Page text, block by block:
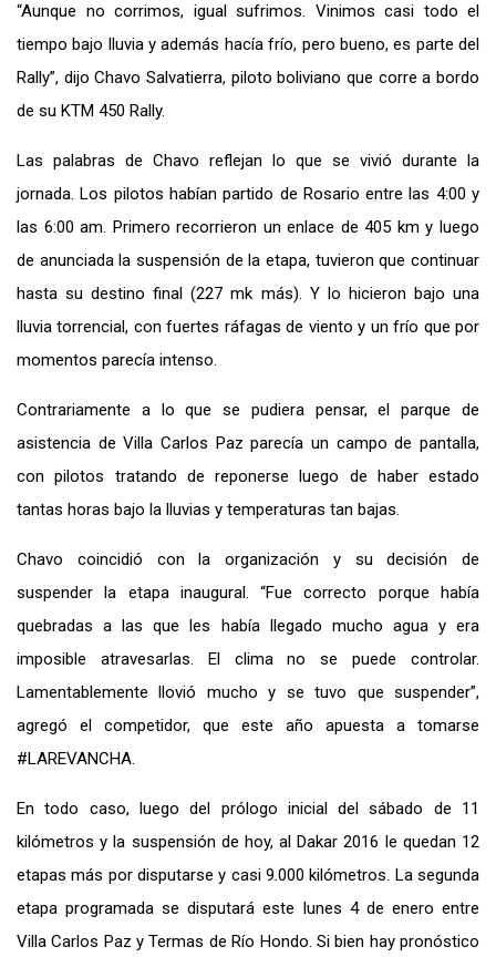
“Aunque no corrimos, igual sufrimos. Vinimos casi todo el
tiempo bajo lluvia y además hacía frío, pero bueno, es parte del
Rally”, dijo Chavo Salvatierra, piloto boliviano que corre a bordo
de su KTM 450 Rally.
Las palabras de Chavo reflejan lo que se vivió durante la
jornada. Los pilotos habían partido de Rosario entre las 4:00 y
las 6:00 am. Primero recorrieron un enlace de 405 km y luego
de anunciada la suspensión de la etapa, tuvieron que continuar
hasta su destino final (227 mk más). Y lo hicieron bajo una
lluvia torrencial, con fuertes ráfagas de viento y un frío que por
momentos parecía intenso.
Contrariamente a lo que se pudiera pensar, el parque de
asistencia de Villa Carlos Paz parecía un campo de pantalla,
con pilotos tratando de reponerse luego de haber estado
tantas horas bajo la lluvias y temperaturas tan bajas.
Chavo coincidió con la organización y su decisión de
suspender la etapa inaugural. “Fue correcto porque había
quebradas a las que les había llegado mucho agua y era
imposible atravesarlas. El clima no se puede controlar.
Lamentablemente llovió mucho y se tuvo que suspender”,
agregó el competidor, que este año apuesta a tomarse
#LAREVANCHA.
En todo caso, luego del prólogo inicial del sábado de 11
kilómetros y la suspensión de hoy, al Dakar 2016 le quedan 12
etapas más por disputarse y casi 9.000 kilómetros. La segunda
etapa programada se disputará este lunes 4 de enero entre
Villa Carlos Paz y Termas de Río Hondo. Si bien hay pronóstico